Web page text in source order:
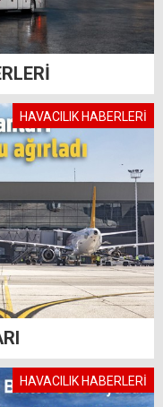
HAVACILIK HABERLERİ
HAVACILIK HABERLERİ